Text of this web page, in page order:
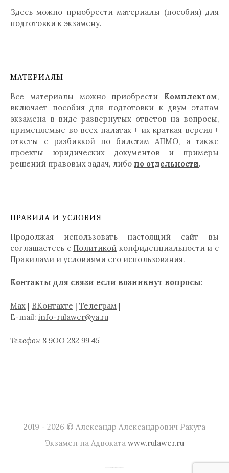
Здесь можно приобрести материалы (пособия) для
подготовки к экзамену.
МАТЕРИАЛЫ
Все материалы можно приобрести Комплектом,
включает пособия для подготовки к двум этапам
экзамена в виде развернутых ответов на вопросы,
применяемые во всех палатах + их краткая версия +
ответы с разбивкой по билетам АПМО, а также
проекты юридических документов и примеры
решений правовых задач, либо по отдельности.
ПРАВИЛА И УСЛОВИЯ
Продолжая использовать настоящий сайт вы
соглашаетесь с Политикой конфиденциальности и с
Правилами и условиями его использования.
Контакты для связи если возникнут вопросы:
Max | ВКонтакте | Телеграм |
E-mail: info-rulawer@ya.ru
Телефон 8 9ОО 282 99 45
2019 - 2026 © Александр Александрович Ракута
Экзамен на Адвоката www.rulawer.ru